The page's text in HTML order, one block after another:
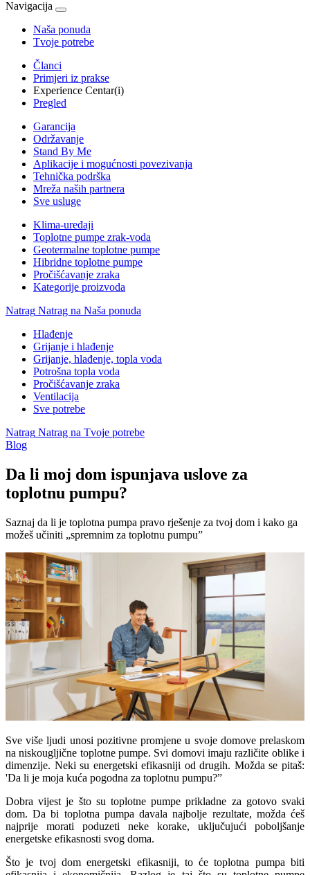
Navigacija
Naša ponuda
Tvoje potrebe
Članci
Primjeri iz prakse
Experience Centar(i)
Pregled
Garancija
Održavanje
Stand By Me
Aplikacije i mogućnosti povezivanja
Tehnička podrška
Mreža naših partnera
Sve usluge
Klima-uređaji
Toplotne pumpe zrak-voda
Geotermalne toplotne pumpe
Hibridne toplotne pumpe
Pročišćavanje zraka
Kategorije proizvoda
Natrag Natrag na Naša ponuda
Hlađenje
Grijanje i hlađenje
Grijanje, hlađenje, topla voda
Potrošna topla voda
Pročišćavanje zraka
Ventilacija
Sve potrebe
Natrag Natrag na Tvoje potrebe
Blog
Da li moj dom ispunjava uslove za
toplotnu pumpu?
Saznaj da li je toplotna pumpa pravo rješenje za tvoj dom i kako ga
možeš učiniti „spremnim za toplotnu pumpu”
Sve više ljudi unosi pozitivne promjene u svoje domove prelaskom
na niskougljične toplotne pumpe. Svi domovi imaju različite oblike i
dimenzije. Neki su energetski efikasniji od drugih. Možda se pitaš:
'Da li je moja kuća pogodna za toplotnu pumpu?”
Dobra vijest je što su toplotne pumpe prikladne za gotovo svaki
dom. Da bi toplotna pumpa davala najbolje rezultate, možda ćeš
najprije morati poduzeti neke korake, uključujući poboljšanje
energetske efikasnosti svog doma.
Što je tvoj dom energetski efikasniji, to će toplotna pumpa biti